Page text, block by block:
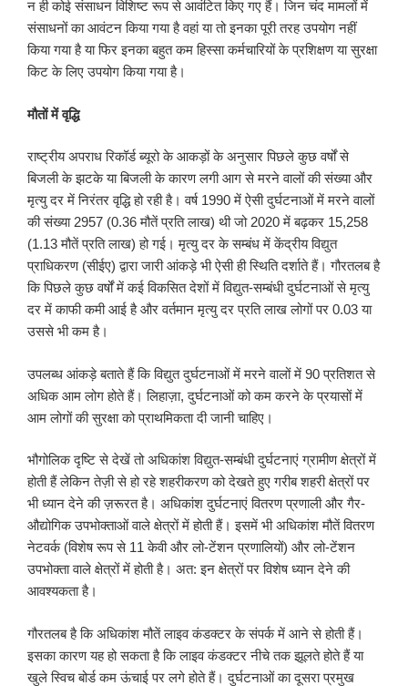
न ही कोई संसाधन विशिष्ट रूप से आवंटित किए गए हैं। जिन चंद मामलों में
संसाधनों का आवंटन किया गया है वहां या तो इनका पूरी तरह उपयोग नहीं
किया गया है या फिर इनका बहुत कम हिस्सा कर्मचारियों के प्रशिक्षण या सुरक्षा
किट के लिए उपयोग किया गया है।
मौतों में वृद्धि
राष्ट्रीय अपराध रिकॉर्ड ब्यूरो के आकड़ों के अनुसार पिछले कुछ वर्षों से
बिजली के झटके या बिजली के कारण लगी आग से मरने वालों की संख्या और
मृत्यु दर में निरंतर वृद्धि हो रही है। वर्ष 1990 में ऐसी दुर्घटनाओं में मरने वालों
की संख्या 2957 (0.36 मौतें प्रति लाख) थी जो 2020 में बढ़कर 15,258
(1.13 मौतें प्रति लाख) हो गई। मृत्यु दर के सम्बंध में केंद्रीय विद्युत
प्राधिकरण (सीईए) द्वारा जारी आंकड़े भी ऐसी ही स्थिति दर्शाते हैं। गौरतलब है
कि पिछले कुछ वर्षों में कई विकसित देशों में विद्युत-सम्बंधी दुर्घटनाओं से मृत्यु
दर में काफी कमी आई है और वर्तमान मृत्यु दर प्रति लाख लोगों पर 0.03 या
उससे भी कम है।
उपलब्ध आंकड़े बताते हैं कि विद्युत दुर्घटनाओं में मरने वालों में 90 प्रतिशत से
अधिक आम लोग होते हैं। लिहाज़ा, दुर्घटनाओं को कम करने के प्रयासों में
आम लोगों की सुरक्षा को प्राथमिकता दी जानी चाहिए।
भौगोलिक दृष्टि से देखें तो अधिकांश विद्युत-सम्बंधी दुर्घटनाएं ग्रामीण क्षेत्रों में
होती हैं लेकिन तेज़ी से हो रहे शहरीकरण को देखते हुए गरीब शहरी क्षेत्रों पर
भी ध्यान देने की ज़रूरत है। अधिकांश दुर्घटनाएं वितरण प्रणाली और गैर-
औद्योगिक उपभोक्ताओं वाले क्षेत्रों में होती हैं। इसमें भी अधिकांश मौतें वितरण
नेटवर्क (विशेष रूप से 11 केवी और लो-टेंशन प्रणालियों) और लो-टेंशन
उपभोक्ता वाले क्षेत्रों में होती है। अत: इन क्षेत्रों पर विशेष ध्यान देने की
आवश्यकता है।
गौरतलब है कि अधिकांश मौतें लाइव कंडक्टर के संपर्क में आने से होती हैं।
इसका कारण यह हो सकता है कि लाइव कंडक्टर नीचे तक झूलते होते हैं या
खुले स्विच बोर्ड कम ऊंचाई पर लगे होते हैं। दुर्घटनाओं का दूसरा प्रमुख